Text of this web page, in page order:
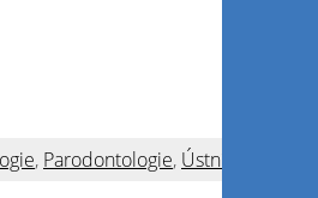
, Parodontologie, Ústní hygiena